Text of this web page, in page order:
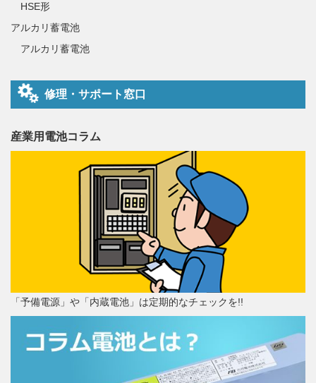
HSE形
アルカリ蓄電池
アルカリ蓄電池
修理・サポート窓口
産業用電池コラム
「予備電源」や「内蔵電池」は定期的なチェックを!!